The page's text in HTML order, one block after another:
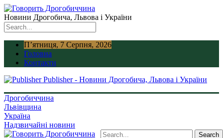
Новини Дрогобича, Львова і України
П’ятниця, 7 Серпня, 2026
Головна
Контакти
Publisher - Новини Дрогобича, Львова і України
Дрогобиччина
Львівщина
Україна
Надзвичайні новини